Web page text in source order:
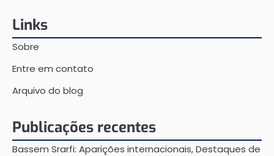
Links
Sobre
Entre em contato
Arquivo do blog
Publicações recentes
Bassem Srarfi: Aparições internacionais, Destaques de